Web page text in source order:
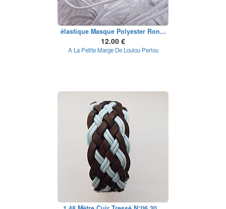
élastique Masque Polyester Ron...
12.00 €
A La Petite Marge De Loulou Perlou